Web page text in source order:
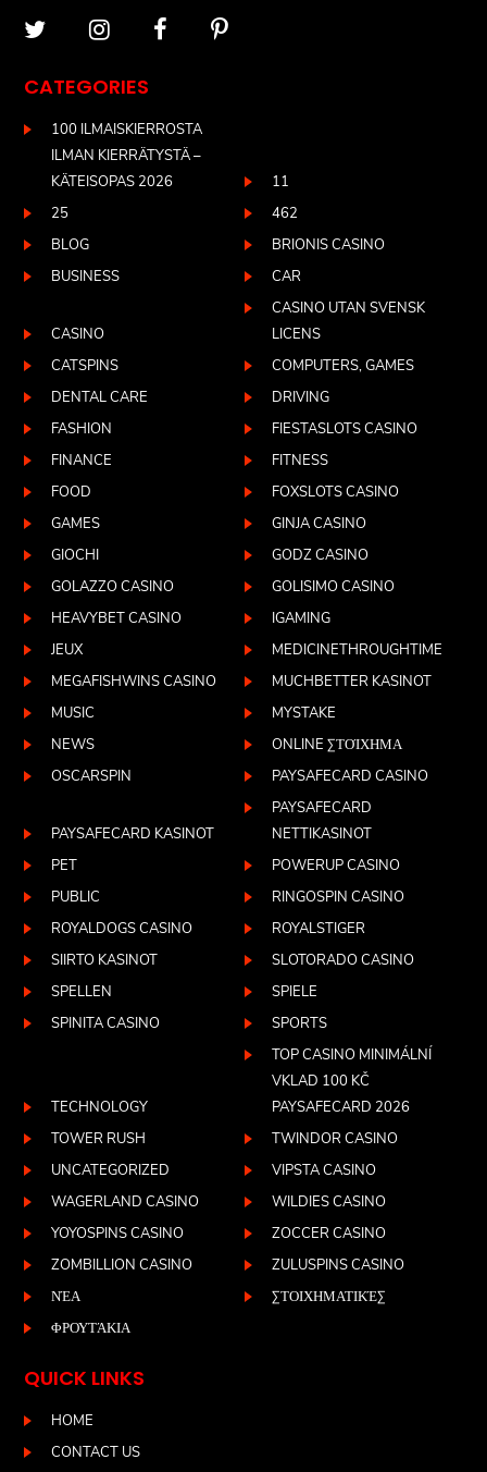
CATEGORIES
100 ILMAISKIERROSTA
ILMAN KIERRÄTYSTÄ –
KÄTEISOPAS 2026
11
25
462
BLOG
BRIONIS CASINO
BUSINESS
CAR
CASINO
CASINO UTAN SVENSK
LICENS
CATSPINS
COMPUTERS, GAMES
DENTAL CARE
DRIVING
FASHION
FIESTASLOTS CASINO
FINANCE
FITNESS
FOOD
FOXSLOTS CASINO
GAMES
GINJA CASINO
GIOCHI
GODZ CASINO
GOLAZZO CASINO
GOLISIMO CASINO
HEAVYBET CASINO
IGAMING
JEUX
MEDICINETHROUGHTIME
MEGAFISHWINS CASINO
MUCHBETTER KASINOT
MUSIC
MYSTAKE
NEWS
ONLINE ΣΤΟΊΧΗΜΑ
OSCARSPIN
PAYSAFECARD CASINO
PAYSAFECARD KASINOT
PAYSAFECARD
NETTIKASINOT
PET
POWERUP CASINO
PUBLIC
RINGOSPIN CASINO
ROYALDOGS CASINO
ROYALSTIGER
SIIRTO KASINOT
SLOTORADO CASINO
SPELLEN
SPIELE
SPINITA CASINO
SPORTS
TECHNOLOGY
TOP CASINO MINIMÁLNÍ
VKLAD 100 KČ
PAYSAFECARD 2026
TOWER RUSH
TWINDOR CASINO
UNCATEGORIZED
VIPSTA CASINO
WAGERLAND CASINO
WILDIES CASINO
YOYOSPINS CASINO
ZOCCER CASINO
ZOMBILLION CASINO
ZULUSPINS CASINO
ΝΈΑ
ΣΤΟΙΧΗΜΑΤΙΚΈΣ
ΦΡΟΥΤΆΚΙΑ
QUICK LINKS
HOME
CONTACT US